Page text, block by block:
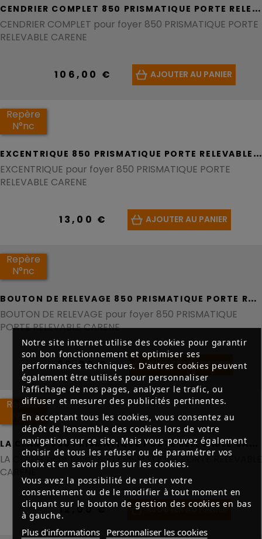
Notre site internet utilise des cookies pour garantir
son bon fonctionnement et optimiser ses
performances techniques. D'autres cookies peuvent
également être utilisés pour personnaliser
l'affichage de nos pages, analyser le trafic, ou
diffuser et mesurer des publicités pertinentes.
En acceptant tous les cookies, vous consentez au
dépôt de l’ensemble des cookies lors de votre
navigation sur ce site. Mais vous pouvez également
choisir de tous les refuser ou de paramétrer vos
choix et en savoir plus sur les cookies.
Vous avez la possibilité de retirer votre
consentement ou de le modifier à tout moment en
cliquant sur le bouton de gestion des cookies en bas
à gauche.
Plus d'informations Personnaliser les cookies
C
ENDRIER COMPLET 850 PRISMATIQUE PORTE RELEVABLE CARENE - REF F670575U
CENDRIER COMPLET pour foyer 850 PRISMATIQUE PORTE
RELEVABLE CARENE
106,00 € AJOUTER AU PANIER
Repère
N°nc
E
XCENTRIQUE 850 PRISMATIQUE PORTE RELEVABLE CARENE - REF AS700253B
EXCENTRIQUE pour foyer 850 PRISMATIQUE PORTE
RELEVABLE CARENE
13,00 € AJOUTER AU PANIER
Repère
N°nc
B
OUTON DE RELEVAGE 850 PRISMATIQUE PORTE RELEVABLE CARENE - REF AS850111A
BOUTON DE RELEVAGE pour foyer 850 PRISMATIQUE
PORTE RELEVABLE CARENE
20,00 € AJOUTER AU PANIER
Repère
N°nc
LA CLAMS pour foyer 850 PRISMATIQUE PORTE RELEVABLE
CARENE
12,00 € AJOUTER AU PANIER